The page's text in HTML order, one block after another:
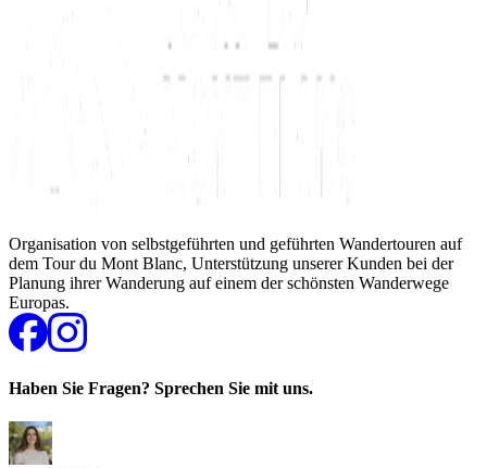
Organisation von selbstgeführten und geführten Wandertouren auf
dem Tour du Mont Blanc, Unterstützung unserer Kunden bei der
Planung ihrer Wanderung auf einem der schönsten Wanderwege
Europas.
Haben Sie Fragen? Sprechen Sie mit uns.